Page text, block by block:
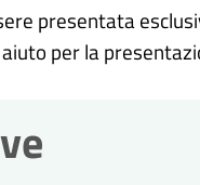
presentata
per la